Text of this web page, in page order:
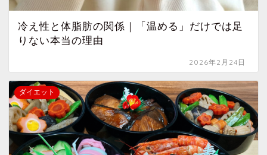
冷え性と体脂肪の関係｜「温める」だけでは足
りない本当の理由
2026年2月24日
ダイエット